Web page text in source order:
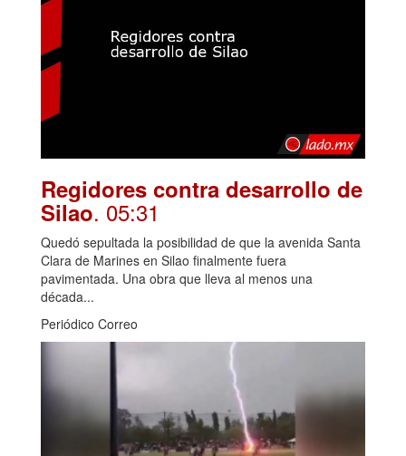
Regidores contra desarrollo de
Silao. 05:31
Quedó sepultada la posibilidad de que la avenida Santa
Clara de Marines en Silao finalmente fuera
pavimentada. Una obra que lleva al menos una
década...
Periódico Correo